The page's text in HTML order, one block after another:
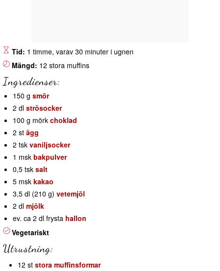
Tid: 1 timme, varav 30 minuter i ugnen
Mängd: 12 stora muffins
Ingredienser:
150 g smör
2 dl strösocker
100 g mörk choklad
2 st ägg
2 tsk vaniljsocker
1 msk bakpulver
0,5 tsk salt
5 msk kakao
3,5 dl (210 g) vetemjöl
2 dl mjölk
ev. ca 2 dl frysta hallon
Vegetariskt
Utrustning:
12 st stora muffinsformar